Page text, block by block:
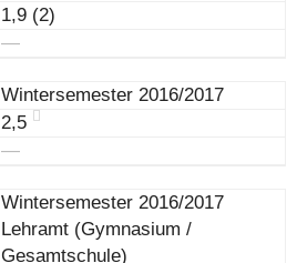
1,9 (2)
―
Wintersemester 2016/2017
2,5
―
Wintersemester 2016/2017
Lehramt (Gymnasium /
Gesamtschule)